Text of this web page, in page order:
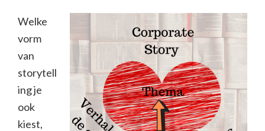
Welke
vorm
van
storytell
ing je
ook
kiest,